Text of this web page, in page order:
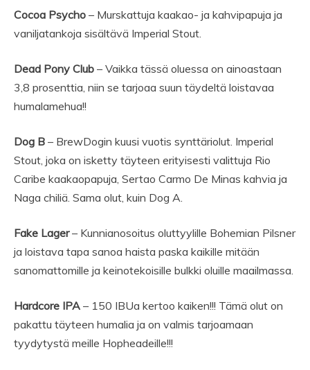
Cocoa Psycho – Murskattuja kaakao- ja kahvipapuja ja
vaniljatankoja sisältävä Imperial Stout.
Dead Pony Club – Vaikka tässä oluessa on ainoastaan
3,8 prosenttia, niin se tarjoaa suun täydeltä loistavaa
humalamehua!!
Dog B – BrewDogin kuusi vuotis synttäriolut. Imperial
Stout, joka on isketty täyteen erityisesti valittuja Rio
Caribe kaakaopapuja, Sertao Carmo De Minas kahvia ja
Naga chiliä. Sama olut, kuin Dog A.
Fake Lager– Kunnianosoitus oluttyylille Bohemian Pilsner
ja loistava tapa sanoa haista paska kaikille mitään
sanomattomille ja keinotekoisille bulkki oluille maailmassa.
Hardcore IPA – 150 IBUa kertoo kaiken!!! Tämä olut on
pakattu täyteen humalia ja on valmis tarjoamaan
tyydytystä meille Hopheadeille!!!